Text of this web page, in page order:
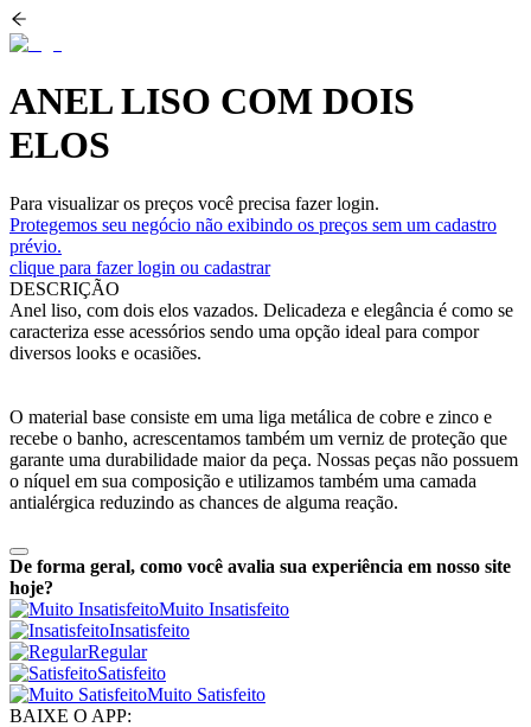
ANEL LISO COM DOIS
ELOS
Para visualizar os preços você precisa fazer login.
Protegemos seu negócio não exibindo os preços sem um cadastro
prévio.
clique para fazer login ou cadastrar
DESCRIÇÃO
Anel liso, com dois elos vazados. Delicadeza e elegância é como se
caracteriza esse acessórios sendo uma opção ideal para compor
diversos looks e ocasiões.
O material base consiste em uma liga metálica de cobre e zinco e
recebe o banho, acrescentamos também um verniz de proteção que
garante uma durabilidade maior da peça. Nossas peças não possuem
o níquel em sua composição e utilizamos também uma camada
antialérgica reduzindo as chances de alguma reação.
De forma geral, como você avalia sua experiência em nosso site
hoje?
Muito Insatisfeito
Insatisfeito
Regular
Satisfeito
Muito Satisfeito
BAIXE O APP: